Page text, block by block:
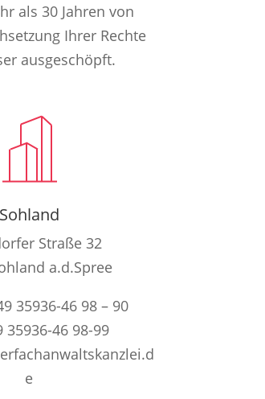
als 30 Jahren von
Ihrer Rechte
ausgeschöpft.
Sohland
Straße 32
a.d.Spree
35936-46 98 – 90
35936-46 98-99
e